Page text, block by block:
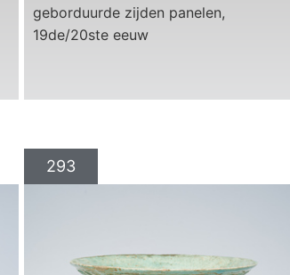
geborduurde zijden panelen,
19de/20ste eeuw
293